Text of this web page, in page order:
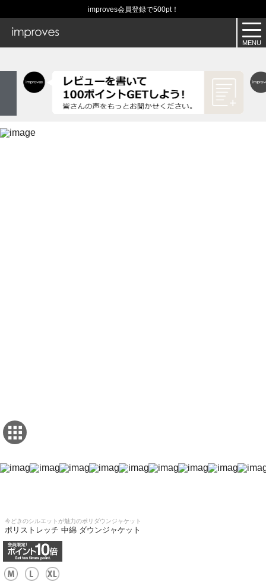
improves会員登録で500pt！
今どきのシルエットが魅力のポリダウンジャケット
ポリストレッチ 中綿 ダウンジャケット